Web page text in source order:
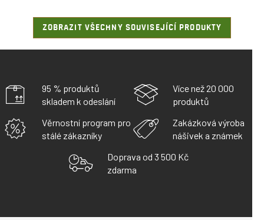
ZOBRAZIT VŠECHNY SOUVISEJÍCÍ PRODUKTY
95 % produktů
skladem k odeslání
Více než 20 000
produktů
Věrnostní program pro
stálé zákazníky
Zakázková výroba
nášivek a známek
Doprava od 3 500 Kč
zdarma